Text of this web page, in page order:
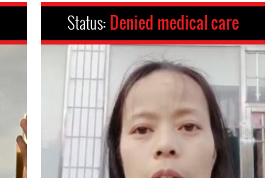
Status: Denied medical care